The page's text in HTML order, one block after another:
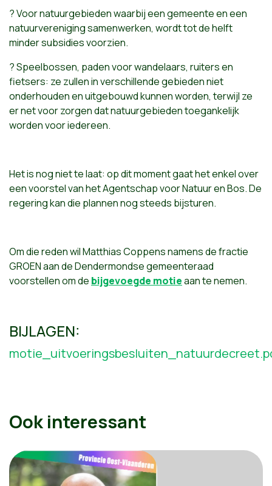
? Voor natuurgebieden waarbij een gemeente en een
natuurvereniging samenwerken, wordt tot de helft
minder subsidies voorzien.
? Speelbossen, paden voor wandelaars, ruiters en
fietsers: ze zullen in verschillende gebieden niet
onderhouden en uitgebouwd kunnen worden, terwijl ze
er net voor zorgen dat natuurgebieden toegankelijk
worden voor iedereen.
Het is nog niet te laat: op dit moment gaat het enkel over
een voorstel van het Agentschap voor Natuur en Bos. De
regering kan die plannen nog steeds bijsturen.
Om die reden wil Matthias Coppens namens de fractie
GROEN aan de Dendermondse gemeenteraad
voorstellen om de bijgevoegde motieaan te nemen.
BIJLAGEN:
Ook interessant